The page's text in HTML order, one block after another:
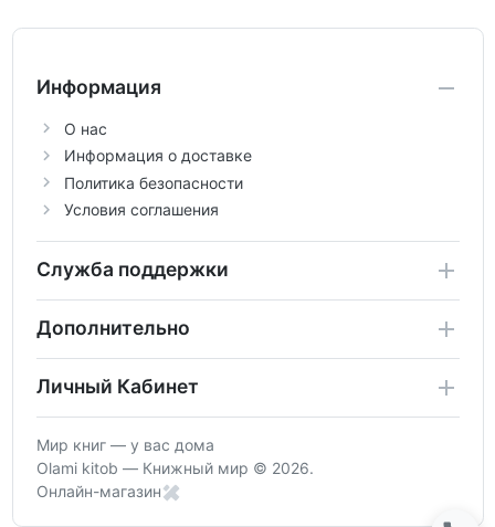
Информация
О нас
Информация о доставке
Политика безопасности
Условия соглашения
Служба поддержки
Дополнительно
Личный Кабинет
Мир книг — у вас дома
Olami kitob — Книжный мир © 2026.
Онлайн-магазин